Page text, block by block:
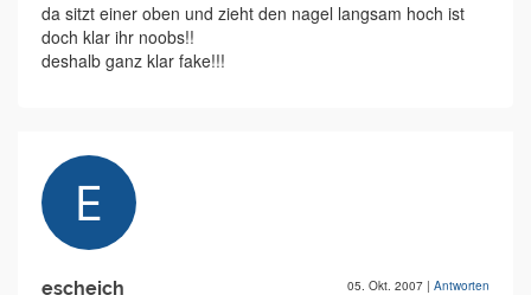
da sitzt einer oben und zieht den nagel langsam hoch ist
doch klar ihr noobs!!
deshalb ganz klar fake!!!
escheich 05. Okt. 2007 | Antworten